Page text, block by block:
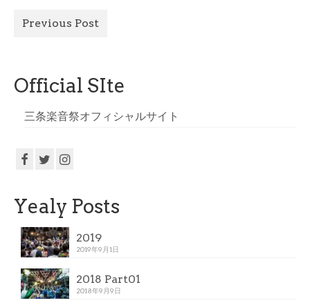
Previous Post
Official SIte
三条楽音祭オフィシャルサイト
Yealy Posts
2019
2019年9月1日
2018 Part01
2018年9月9日